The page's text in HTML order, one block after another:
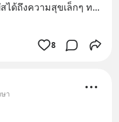
ได้ถึงความสุขเล็กๆ ท
8
า